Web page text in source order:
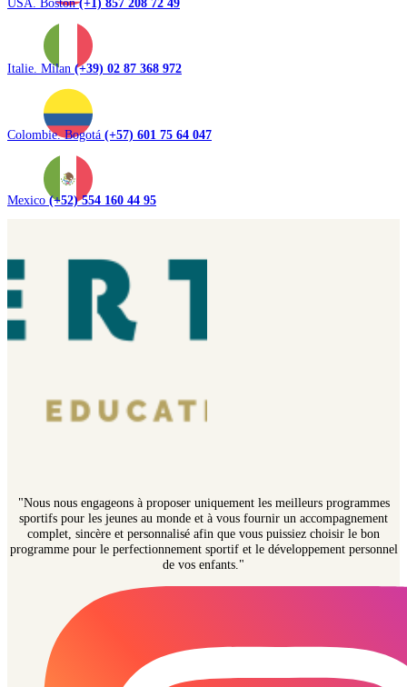
Italie. Milan (+39) 02 87 368 972
Colombie. Bogotá (+57) 601 75 64 047
Mexico (+52) 554 160 44 95
"Nous nous engageons à proposer uniquement les meilleurs programmes
sportifs pour les jeunes au monde et à vous fournir un accompagnement
complet, sincère et personnalisé afin que vous puissiez choisir le bon
programme pour le perfectionnement sportif et le développement personnel
de vos enfants."